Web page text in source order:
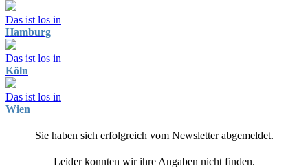
Das ist los in
Hamburg
Das ist los in
Köln
Das ist los in
Wien
Sie haben sich erfolgreich vom Newsletter abgemeldet.
Leider konnten wir ihre Angaben nicht finden.